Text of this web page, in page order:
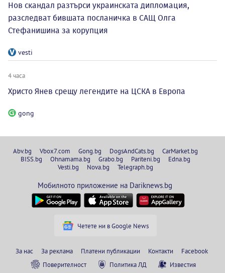
Нов скандал разтърси украинската дипломация,
разследват бившата посланичка в САЩ Олга
Стефанишина за корупция
vesti
4 часа
Христо Янев срещу легендите на ЦСКА в Европа
gong
Abv.bg Vbox7.com Gong.bg DogsAndCats.bg
CarMarket.bg
BISS.bg
Ohnamama.bg Grabo.bg Pariteni.bg
Edna.bg
Vesti.bg
Nova.bg Telegraph.bg
Мобилното приложение на Dariknews.bg
Четете ни в Google News
За нас За реклама Платени публикации Контакти
Facebook
Поверителност
Политика ЛД Известия